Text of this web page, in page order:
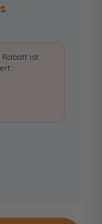
Rabatt ist